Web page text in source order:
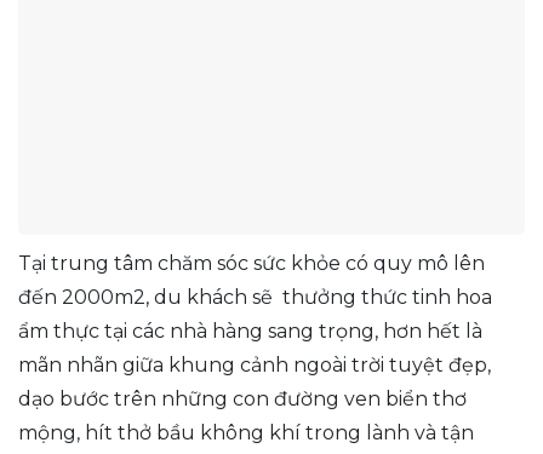
Tại trung tâm chăm sóc sức khỏe có quy mô lên
đến 2000m2, du khách sẽ thưởng thức tinh hoa
ẩm thực tại các nhà hàng sang trọng, hơn hết là
mãn nhãn giữa khung cảnh ngoài trời tuyệt đẹp,
dạo bước trên những con đường ven biển thơ
mộng, hít thở bầu không khí trong lành và tận